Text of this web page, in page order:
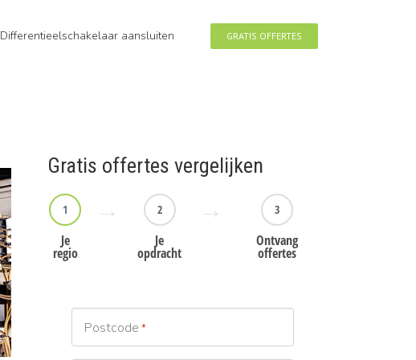
Differentieelschakelaar aansluiten GRATIS OFFERTES
Gratis offertes vergelijken
1
Je
regio
2
Je
opdracht
3
Ontvang
offertes
Postcode *